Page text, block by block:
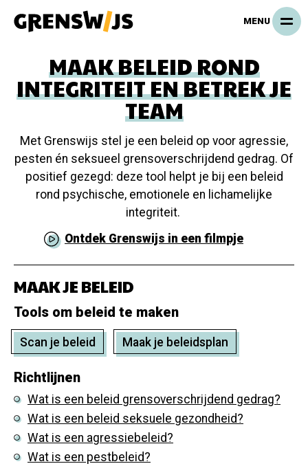
inhoud
gaan
MENU
MAAK BELEID ROND
INTEGRITEIT EN BETREK JE
TEAM
Met Grenswijs stel je een beleid op voor agressie,
pesten én seksueel grensoverschrijdend gedrag. Of
positief gezegd: deze tool helpt je bij een beleid
rond psychische, emotionele en lichamelijke
integriteit.
Ontdek Grenswijs in een filmpje
MAAK JE BELEID
Tools om beleid te maken
Scan je beleid Maak je beleidsplan
Richtlijnen
Wat is een beleid grensoverschrijdend gedrag?
Wat is een beleid seksuele gezondheid?
Wat is een agressiebeleid?
Wat is een pestbeleid?